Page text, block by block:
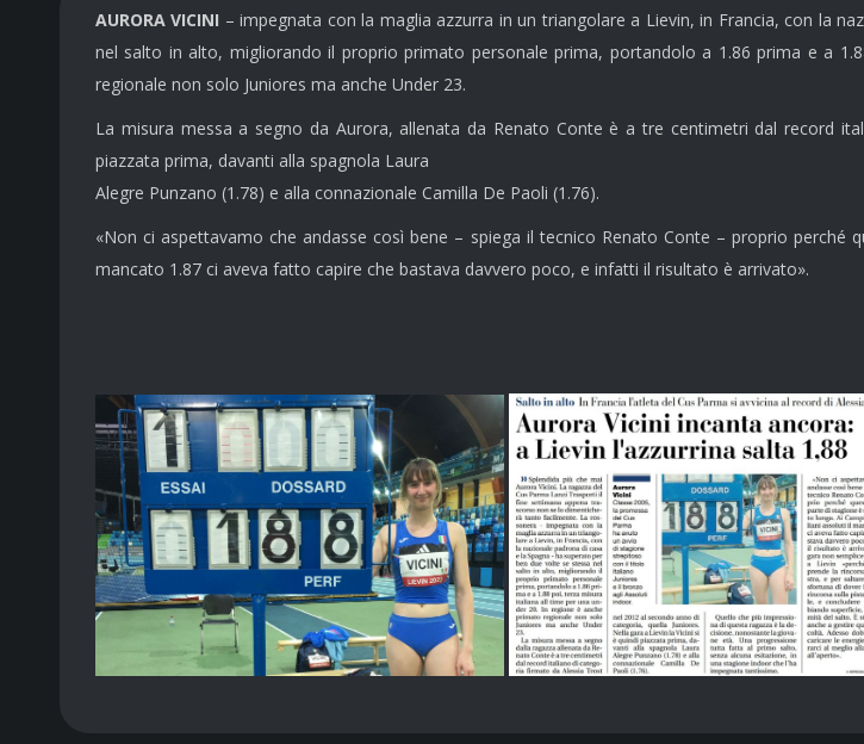
AURORA VICINI – impegnata con la maglia azzurra in un triangolare a Lievin, in Francia, con la
nel salto in alto, migliorando il proprio primato personale prima, portandolo a 1.86 prima e a
regionale non solo Juniores ma anche Under 23.
La misura messa a segno da Aurora, allenata da Renato Conte è a tre centimetri dal record
piazzata prima, davanti alla spagnola Laura
Alegre Punzano (1.78) e alla connazionale Camilla De Paoli (1.76).
«Non ci aspettavamo che andasse così bene – spiega il tecnico Renato Conte – proprio
mancato 1.87 ci aveva fatto capire che bastava davvero poco, e infatti il risultato è arrivato».